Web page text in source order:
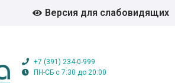
Версия для слабовидящих
+7 (391) 234-0-999
ПН-СБ с 7:30 до 20:00